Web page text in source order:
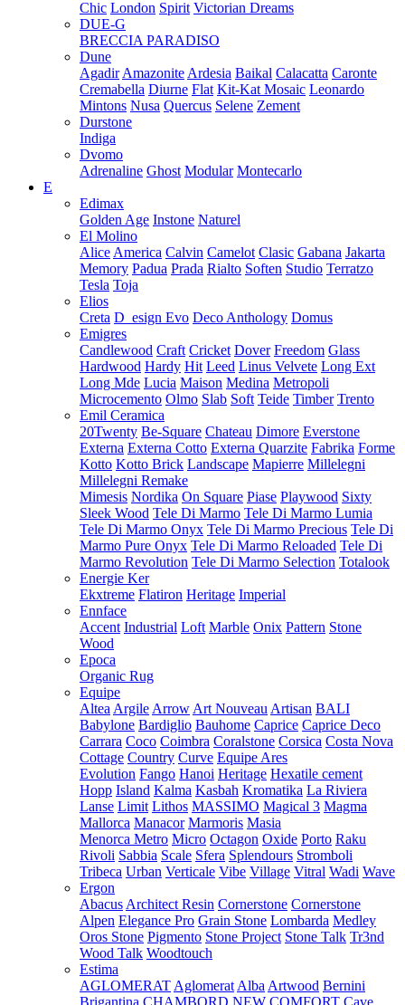
Chic London Spirit Victorian Dreams
DUE-G
BRECCIA PARADISO
Dune
Agadir Amazonite Ardesia Baikal Calacatta Caronte
Cremabella Diurne Flat Kit-Kat Mosaic Leonardo
Mintons Nusa Quercus Selene Zement
Durstone
Indiga
Dvomo
Adrenaline Ghost Modular Montecarlo
E
Edimax
Golden Age Instone Naturel
El Molino
Alice America Calvin Camelot Clasic Gabana Jakarta
Memory Padua Prada Rialto Soften Studio Terratzo
Tesla Toja
Elios
Creta D_esign Evo Deco Anthology Domus
Emigres
Candlewood Craft Cricket Dover Freedom Glass
Hardwood Hardy Hit Leed Linus Velvete Long Ext
Long Mde Lucia Maison Medina Metropoli
Microcemento Olmo Slab Soft Teide Timber Trento
Emil Ceramica
20Twenty Be-Square Chateau Dimore Everstone
Externa Externa Cotto Externa Quarzite Fabrika Forme
Kotto Kotto Brick Landscape Mapierre Millelegni
Millelegni Remake
Mimesis Nordika On Square Piase Playwood Sixty
Sleek Wood Tele Di Marmo Tele Di Marmo Lumia
Tele Di Marmo Onyx Tele Di Marmo Precious Tele Di
Marmo Pure Onyx Tele Di Marmo Reloaded Tele Di
Marmo Revolution Tele Di Marmo Selection Totalook
Energie Ker
Ekxtreme Flatiron Heritage Imperial
Ennface
Accent Industrial Loft Marble Onix Pattern Stone
Wood
Epoca
Organic Rug
Equipe
Altea Argile Arrow Art Nouveau Artisan BALI
Babylone Bardiglio Bauhome Caprice Caprice Deco
Carrara Coco Coimbra Coralstone Corsica Costa Nova
Cottage Country Curve Equipe Ares
Evolution Fango Hanoi Heritage Hexatile cement
Hopp Island Kalma Kasbah Kromatika La Riviera
Lanse Limit Lithos MASSIMO Magical 3 Magma
Mallorca Manacor Marmoris Masia
Menorca Metro Micro Octagon Oxide Porto Raku
Rivoli Sabbia Scale Sfera Splendours Stromboli
Tribeca Urban Verticale Vibe Village Vitral Wadi Wave
Ergon
Abacus Architect Resin Cornerstone Cornerstone
Alpen Elegance Pro Grain Stone Lombarda Medley
Oros Stone Pigmento Stone Project Stone Talk Tr3nd
Wood Talk Woodtouch
Estima
AGLOMERAT Aglomerat Alba Artwood Bernini